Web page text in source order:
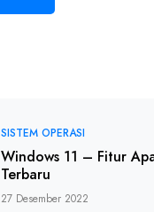
SISTEM OPERASI
Windows 11 – Fitur
Terbaru
27 Desember 2022